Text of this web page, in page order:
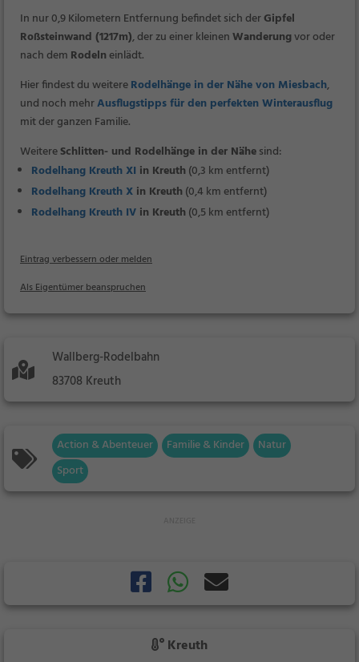
In nur 0,9 Kilometern Entfernung befindet sich derGipfel
Roßsteinwand (1217m), der zu einer kleinenWanderungvor oder
nach dem Rodelneinlädt.
Hier findest du weitereRodelhänge in der Nähe von Miesbach,
und noch mehrAusflugstipps für den perfekten Winterausflug
mit der ganzen Familie.
WeitereSchlitten- und Rodelhänge in der Nähesind:
Rodelhang Kreuth XI in Kreuth (0,3 km entfernt)
Rodelhang Kreuth X in Kreuth (0,4 km entfernt)
Rodelhang Kreuth IV in Kreuth (0,5 km entfernt)
Eintrag verbessern oder melden
Als Eigentümer beanspruchen
Wallberg-Rodelbahn
83708 Kreuth
Action & Abenteuer Familie & Kinder
Natur
Sport
Kreuth